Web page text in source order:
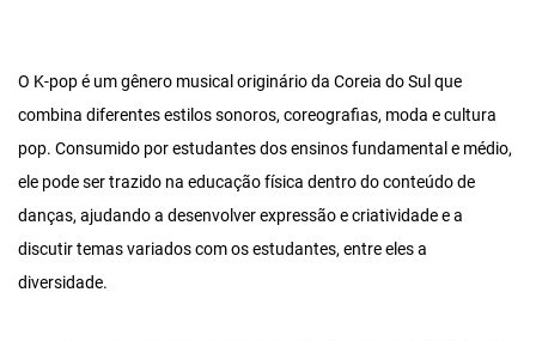
O K-pop é um gênero musical originário da Coreia do Sul que
combina diferentes estilos sonoros, coreografias, moda e cultura
pop. Consumido por estudantes dos ensinos fundamental e médio,
ele pode ser trazido na educação física dentro do conteúdo de
danças, ajudando a desenvolver expressão e criatividade e a
discutir temas variados com os estudantes, entre eles a
diversidade.